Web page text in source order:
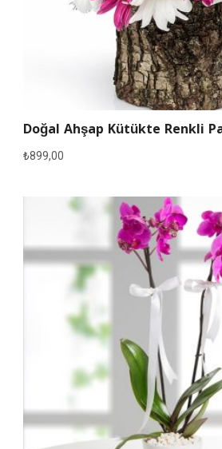
Doğal Ahşap Kütükte Renkli
₺899,00